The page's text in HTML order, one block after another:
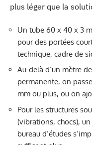
plus léger que la
Un tube 60 x 40 x 3
pour des portées
technique, cadre de
Au-delà d’un mètre
permanente, on
mm ou plus, ou on
Pour les structures
(vibrations, chocs), un
bureau d’études